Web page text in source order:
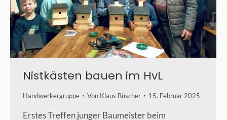
Nistkästen bauen im HvL
Handwerkergruppe Von Klaus Büscher 15. Februar 2025
Erstes Treffen junger Baumeister beim